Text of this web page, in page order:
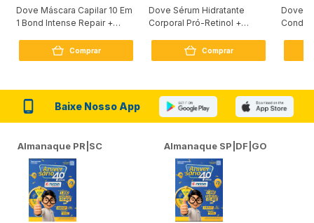
Dove Máscara Capilar 10 Em
1 Bond Intense Repair +
Comprar
Dove Sérum Hidratante
Corporal Pró-Retinol +
Comprar
Dove
Baixe Nosso App
Almanaque PR|SC Almanaque SP|DF|GO